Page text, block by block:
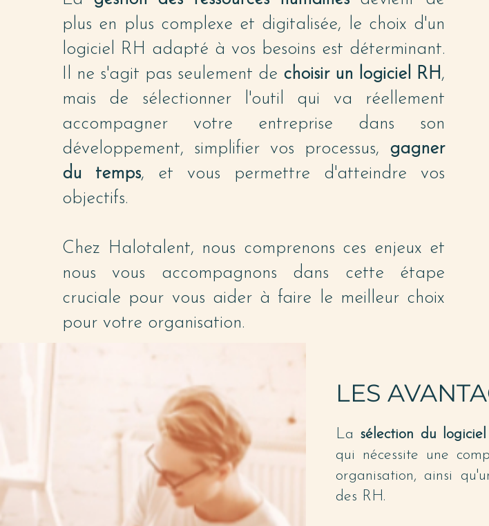
plus en plus complexe et digitalisée, le choix d'un
logiciel RH adapté à vos besoins est déterminant.
Il ne s'agit pas seulement de choisir un logiciel RH,
mais de sélectionner l'outil qui va réellement
accompagner votre entreprise dans son
développement, simplifier vos processus, gagner
du temps, et vous permettre d'atteindre vos
objectifs.
Chez Halotalent, nous comprenons ces enjeux et
nous vous accompagnons dans cette étape
cruciale pour vous aider à faire le meilleur choix
pour votre organisation.
LES
La sélection du
qui nécessite une
organisation, ainsi
des RH.